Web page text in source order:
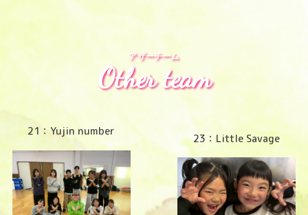
Other team
アザーチーム
21：Yujin number
23：Little Savage